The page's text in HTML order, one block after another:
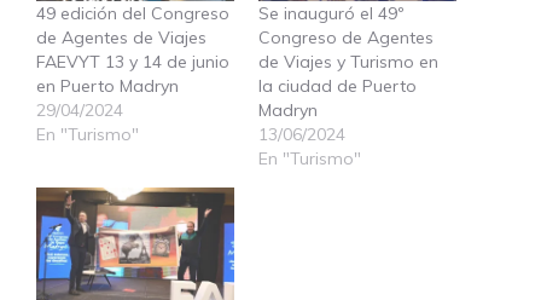
49 edición del Congreso
de Agentes de Viajes
FAEVYT 13 y 14 de junio
en Puerto Madryn
29/04/2024
En "Turismo"
Se inauguró el 49º
Congreso de Agentes
de Viajes y Turismo en
la ciudad de Puerto
Madryn
13/06/2024
En "Turismo"